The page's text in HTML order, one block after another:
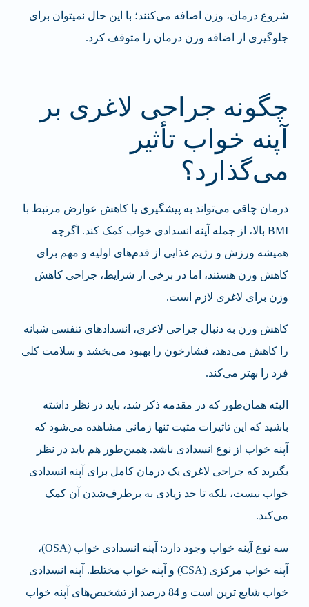
شروع درمان، وزن اضافه می‌کنند؛ با این حال نمیتوان برای
جلوگیری از اضافه وزن درمان را متوقف کرد.
چگونه جراحی لاغری بر
آپنه خواب تأثیر
می‌گذارد؟
درمان چاقی می‌تواند به پیشگیری یا کاهش عوارض مرتبط با
BMI بالا، از جمله آپنه انسدادی خواب کمک کند. اگرچه
همیشه ورزش و رژیم غذایی از قدم‌های اولیه و مهم برای
کاهش وزن هستند، اما در برخی از شرایط، جراحی کاهش
وزن برای لاغری لازم است.
کاهش وزن به دنبال جراحی لاغری، انسدادهای تنفسی شبانه
را کاهش می‌دهد، فشارخون را بهبود می‌بخشد و سلامت کلی
فرد را بهتر می‌کند.
البته همان‌طور که در مقدمه ذکر شد، باید در نظر داشته
باشید که این تاثیرات مثبت تنها زمانی مشاهده می‌شود که
آپنه خواب از نوع انسدادی باشد. همین‌طور هم باید در نظر
بگیرید که جراحی لاغری یک درمان کامل برای آپنه انسدادی
خواب نیست، بلکه تا حد زیادی به برطرف‌شدن آن کمک
می‌کند.
سه نوع آپنه خواب وجود دارد: آپنه انسدادی خواب (OSA)،
آپنه خواب مرکزی (CSA) و آپنه خواب مختلط. آپنه انسدادی
خواب شایع ترین است و 84 درصد از تشخیص‌های آپنه خواب